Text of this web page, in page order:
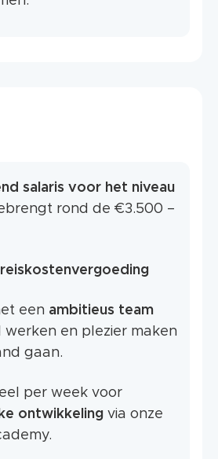
salaris voor het niveau
rond de €3.500 –
reiskostenvergoeding
een ambitieus team
werken en plezier maken
gaan.
per week voor
ontwikkeling via onze